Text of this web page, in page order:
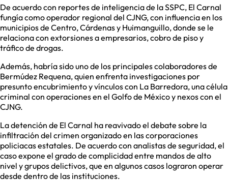
De acuerdo con reportes de inteligencia de la SSPC, El Carnal
fungía como operador regional del CJNG, con influencia en los
municipios de Centro, Cárdenas y Huimanguillo, donde se le
relaciona con extorsiones a empresarios, cobro de piso y
tráfico de drogas.
Además, habría sido uno de los principales colaboradores de
Bermúdez Requena, quien enfrenta investigaciones por
presunto encubrimiento y vínculos con La Barredora, una célula
criminal con operaciones en el Golfo de México y nexos con el
CJNG.
La detención de El Carnal ha reavivado el debate sobre la
infiltración del crimen organizado en las corporaciones
policiacas estatales. De acuerdo con analistas de seguridad, el
caso expone el grado de complicidad entre mandos de alto
nivel y grupos delictivos, que en algunos casos lograron operar
desde dentro de las instituciones.